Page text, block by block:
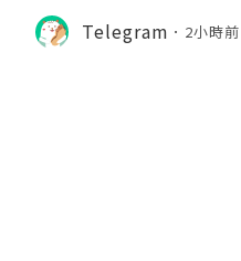
Telegram 2小時前